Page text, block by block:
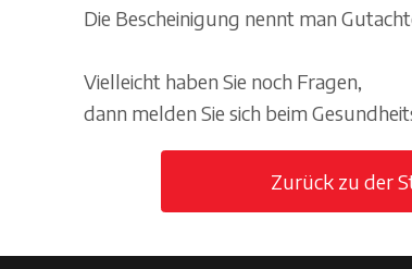
Die Bescheinigung nennt man
Vielleicht haben Sie noch Fragen,
dann melden Sie sich beim
Zurück zu der